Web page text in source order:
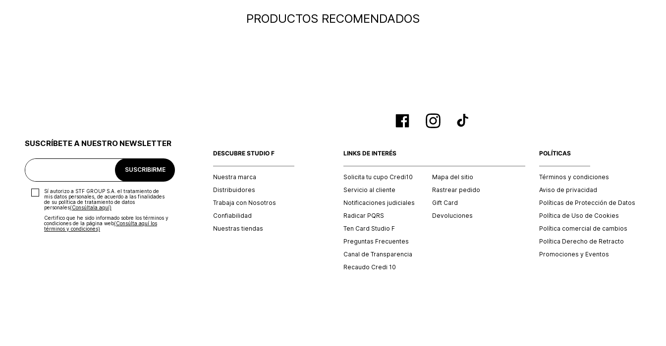
PRODUCTOS RECOMENDADOS
SUSCRÍBETE A NUESTRO NEWSLETTER
SUSCRIBIRME
Sí autorizo a STF GROUP S.A. el tratamiento de
mis datos personales, de acuerdo a las finalidades
de su política de tratamiento de datos
personales‎(Consúltala aquí)
Certifico que he sido informado sobre los términos y
condiciones de la página web‎(Consúlta aquí los
términos y condiciones)
DESCUBRE STUDIO F
Nuestra marca
Distribuidores
Trabaja con Nosotros
Confiabilidad
Nuestras tiendas
LINKS DE INTERÉS
Solicita tu cupo Credi10
Servicio al cliente
Notificaciones judiciales
Radicar PQRS
Ten Card Studio F
Preguntas Frecuentes
Canal de Transparencia
Recaudo Credi 10
Mapa del sitio
Rastrear pedido
Gift Card
Devoluciones
POLÍTICAS
Términos y condiciones
Aviso de privacidad
Políticas de Protección de Datos
Política de Uso de Cookies
Política comercial de cambios
Política Derecho de Retracto
Promociones y Eventos